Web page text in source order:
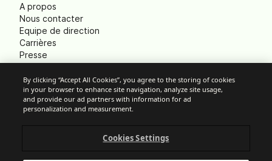
A propos
Nous contacter
Equipe de direction
Carrières
Presse
Empreinte carbone
ONG
Paramètres des cookies
By clicking “Accept All Cookies”, you agree to the storing of cookies
in your browser to enhance site navigation, analyze site usage,
and provide our ad partners with information for ad
personalization and measurement.
Cookies Settings